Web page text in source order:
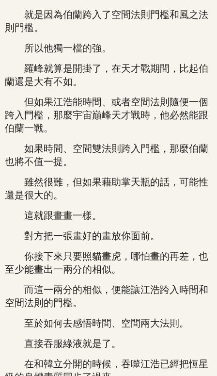
就是因為伯蘭跨入了空間法則門檻和風之法
則門檻。
所以他獨一檔的強。
羅峰就算是開掛了，在天才戰期間，比起伯
蘭還是大有不如。
但如果江浩能時間、或者空間法則隨便一個
跨入門檻，那麼宇宙巔峰天才戰時，他必然能跟
伯蘭一戰。
如果時間、空間雙法則跨入門檻，那麼伯蘭
也將不值一提。
雖然很難，但如果藉助掌天瓶的話，可能性
還是很大的。
這就跟畫畫一樣。
對方把一張畫好的畫放你面前。
你接下來只要照貓畫虎，哪怕畫的再差，也
至少能畫出一兩分的相似。
而這一兩分的相似，便能讓江浩跨入時間和
空間法則的門檻。
至於如何去感悟時間、空間兩大法則。
直接吞服綠液就是了。
在和韓立分開的時候，吞噬江浩已經把恆星